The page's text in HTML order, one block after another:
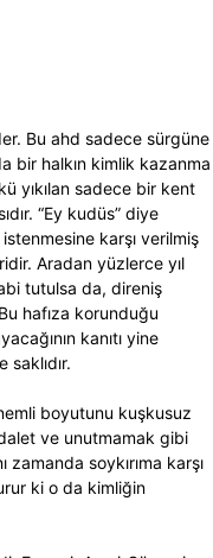
Bu ahd sadece sürgüne
bir halkın kimlik kazanma
yıkılan sadece bir kent
“Ey kudüs” diye
karşı verilmiş
Aradan yüzlerce yıl
tutulsa da, direniş
hafıza korunduğu
kanıtı yine
saklıdır.
boyutunu kuşkusuz
ve unutmamak gibi
soykırıma karşı
ki o da kimliğin